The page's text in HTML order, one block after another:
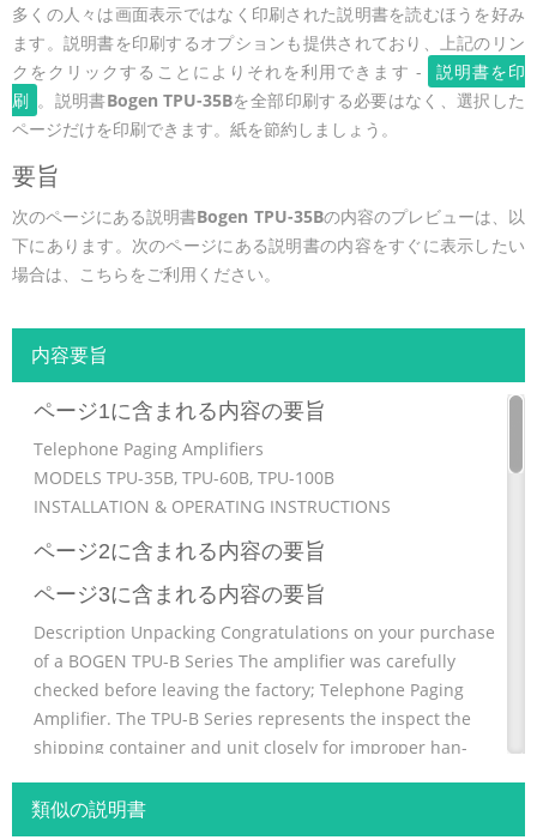
多くの人々は画面表示ではなく印刷された説明書を読むほうを好み
ます。説明書を印刷するオプションも提供されており、上記のリン
クをクリックすることによりそれを利用できます -
説明書を印
刷 。説明書Bogen TPU-35Bを全部印刷する必要はなく、選択した
ページだけを印刷できます。紙を節約しましょう。
要旨
次のページにある説明書Bogen TPU-35Bの内容のプレビューは、以
下にあります。次のページにある説明書の内容をすぐに表示したい
場合は、こちらをご利用ください。
内容要旨
ページ1に含まれる内容の要旨
Telephone Paging Amplifiers
MODELS TPU-35B, TPU-60B, TPU-100B
INSTALLATION & OPERATING INSTRUCTIONS
ページ2に含まれる内容の要旨
ページ3に含まれる内容の要旨
Description Unpacking Congratulations on your purchase
of a BOGEN TPU-B Series The amplifier was carefully
checked before leaving the factory; Telephone Paging
Amplifier. The TPU-B Series represents the inspect the
shipping container and unit closely for improper han-
Paging dling. If the unit has been damaged, make an
immediate claim to Amplifiers. The amplifiers supply the
類似の説明書